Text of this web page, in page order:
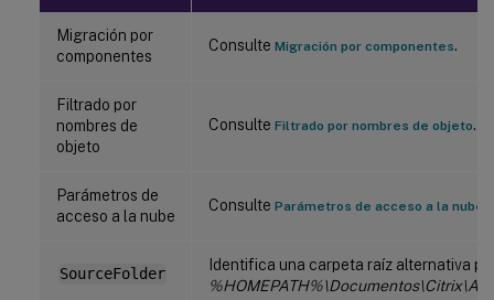
Migración por
componentes
Consulte Migración por componentes.
Filtrado por
nombres de
objeto
Consulte Filtrado por nombres de objeto.
Parámetros de
acceso a la nube
Consulte Parámetros de acceso a la nube
SourceFolder
Identifica una carpeta raíz alternativa